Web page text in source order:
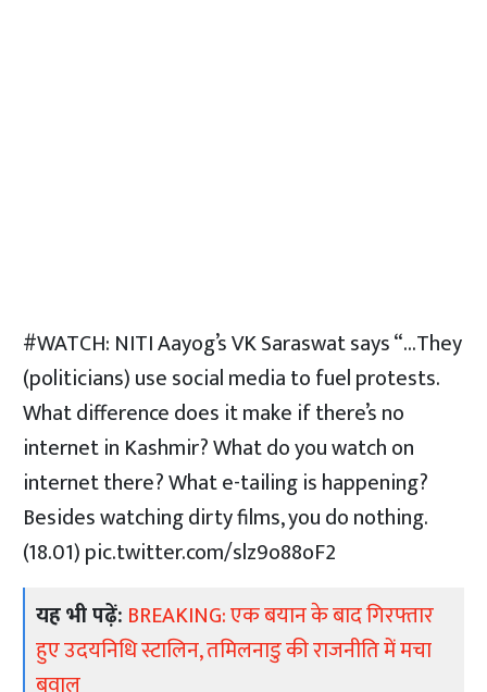
#WATCH: NITI Aayog’s VK Saraswat says “…They
(politicians) use social media to fuel protests.
What difference does it make if there’s no
internet in Kashmir? What do you watch on
internet there? What e-tailing is happening?
Besides watching dirty films, you do nothing.
(18.01)pic.twitter.com/slz9o88oF2
यह भी पढ़ें: BREAKING: एक बयान के बाद गिरफ्तार
हुए उदयनिधि स्टालिन, तमिलनाडु की राजनीति में मचा